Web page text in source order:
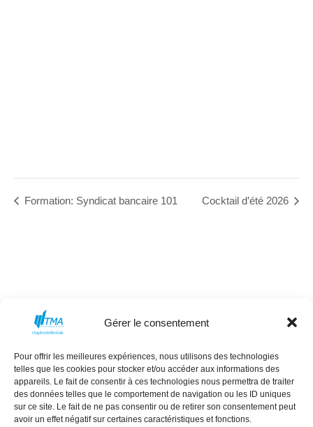
Gérer le consentement
Pour offrir les meilleures expériences, nous utilisons des technologies
telles que les cookies pour stocker et/ou accéder aux informations des
appareils. Le fait de consentir à ces technologies nous permettra de traiter
des données telles que le comportement de navigation ou les ID uniques
sur ce site. Le fait de ne pas consentir ou de retirer son consentement peut
avoir un effet négatif sur certaines caractéristiques et fonctions.
Formation: Syndicat bancaire 101 Cocktail d’été 2026
MISSION CONSEIL D’ADMINISTRATION
COMMANDITAIRES ÉVÈNEMENTS
NEXT GEN RÉSEAU DES FEMMES